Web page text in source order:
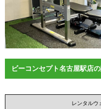
ビーコンセプト名古屋駅店
レンタルウ